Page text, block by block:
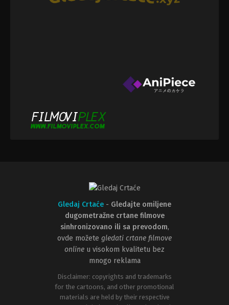
Gledaj Crtaće - Gledajte omiljene
dugometražne crtane filmove
sinhronizovano ili sa prevodom,
ovde možete gledati crtane filmove
online u visokom kvalitetu bez
mnogo reklama
Disclaimer: copyrights and trademarks
for the cartoons, and other promotional
materials are held by their respective